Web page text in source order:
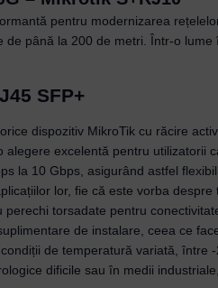
pentru modernizarea
până la 200 de metri. Într-o
SFP+
dispozitiv MikroTik cu răcire
excelentă pentru
la 10 Gbps, asigurând astfel
lor, fie că este vorba
torsadate pentru
de instalare, ceea ce
de temperatură variată, între
dificile sau în medii